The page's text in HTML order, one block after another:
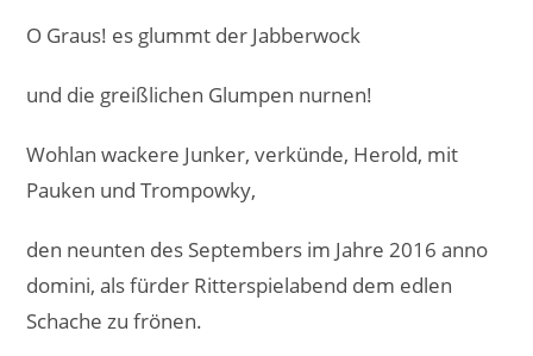
O Graus! es glummt der Jabberwock
und die greißlichen Glumpen nurnen!
Wohlan wackere Junker, verkünde, Herold, mit
Pauken und Trompowky,
den neunten des Septembers im Jahre 2016 anno
domini, als fürder Ritterspielabend dem edlen
Schache zu frönen.